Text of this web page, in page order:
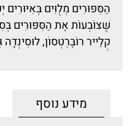
הַסִּפּוּרִים מְלֻוִּים
שֶׁצּוֹבְעוֹת אֶת הַסִּפּוּרִים
קְלֵייר רוֹבֶּרְטְסוֹן, לוּסִינְדָה
מידע נוסף